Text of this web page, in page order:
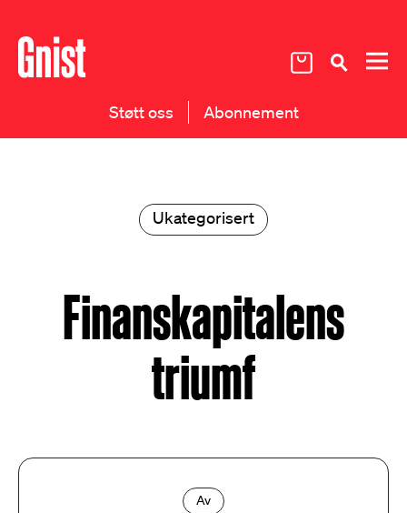
Støtt oss Abonnement
Ukategorisert
Finanskapitalens
triumf
Av